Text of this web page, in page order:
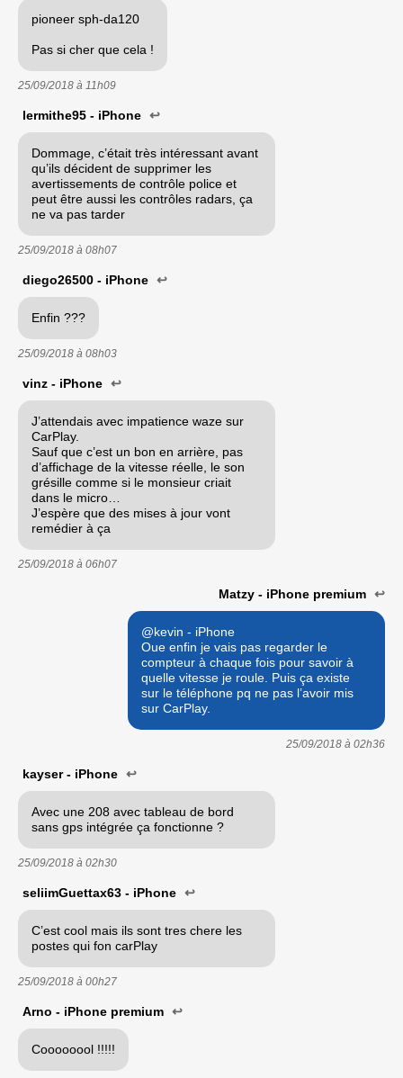
pioneer sph-da120
Pas si cher que cela !
25/09/2018 à 11h09
lermithe95 - iPhone ↩
Dommage, c’était très intéressant avant
qu’ils décident de supprimer les
avertissements de contrôle police et
peut être aussi les contrôles radars, ça
ne va pas tarder
25/09/2018 à 08h07
diego26500 - iPhone ↩
Enfin ???
25/09/2018 à 08h03
vinz - iPhone ↩
J’attendais avec impatience waze sur
CarPlay.
Sauf que c’est un bon en arrière, pas
d’affichage de la vitesse réelle, le son
grésille comme si le monsieur criait
dans le micro…
J’espère que des mises à jour vont
remédier à ça
25/09/2018 à 06h07
Matzy - iPhone premium ↩
@kevin - iPhone
Oue enfin je vais pas regarder le
compteur à chaque fois pour savoir à
quelle vitesse je roule. Puis ça existe
sur le téléphone pq ne pas l’avoir mis
sur CarPlay.
25/09/2018 à 02h36
kayser - iPhone ↩
Avec une 208 avec tableau de bord
sans gps intégrée ça fonctionne ?
25/09/2018 à 02h30
seliimGuettax63 - iPhone ↩
C’est cool mais ils sont tres chere les
postes qui fon carPlay
25/09/2018 à 00h27
Arno - iPhone premium ↩
Coooooool !!!!!